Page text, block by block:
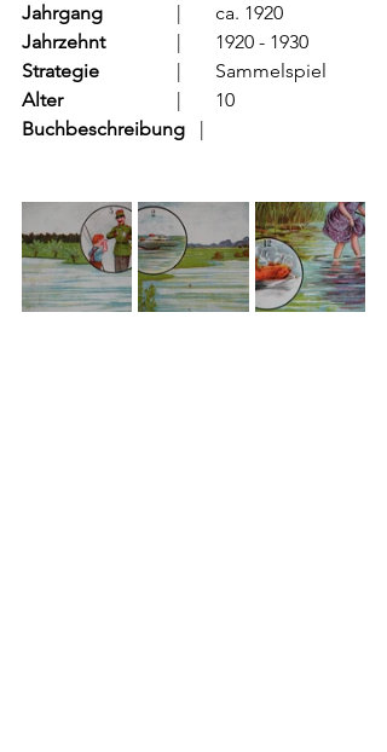
Jahrgang
		  |	ca. 1920
Jahrzehnt
		  |	1920 - 1930
Strategie
		  |	Sammelspiel
Alter
			  |	10
Buchbeschreibung